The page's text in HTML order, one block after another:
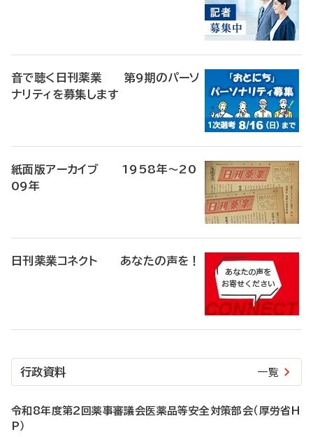
音で聴く日刊薬業 第9期のパーソ
ナリティを募集します
紙面版アーカイブ 1958年～20
09年
日刊薬業コネクト あなたの声を！
行政資料 一覧
令和8年度第2回薬事審議会医薬品等安全対策部会（厚労省H
P）